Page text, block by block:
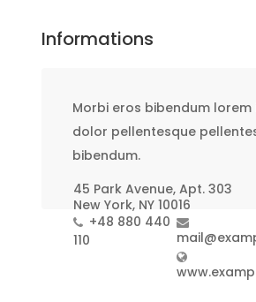
Informations
Morbi eros bibendum lorem
dolor pellentesque
bibendum.
45 Park Avenue, Apt. 303
New York, NY 10016
+48 880 440
110